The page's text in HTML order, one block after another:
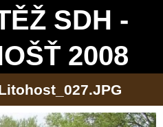
SDH -
2008